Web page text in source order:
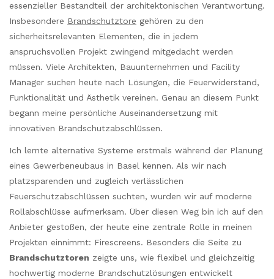
essenzieller Bestandteil der architektonischen Verantwortung.
Insbesondere Brandschutztore gehören zu den
sicherheitsrelevanten Elementen, die in jedem
anspruchsvollen Projekt zwingend mitgedacht werden
müssen. Viele Architekten, Bauunternehmen und Facility
Manager suchen heute nach Lösungen, die Feuerwiderstand,
Funktionalität und Ästhetik vereinen. Genau an diesem Punkt
begann meine persönliche Auseinandersetzung mit
innovativen Brandschutzabschlüssen.
Ich lernte alternative Systeme erstmals während der Planung
eines Gewerbeneubaus in Basel kennen. Als wir nach
platzsparenden und zugleich verlässlichen
Feuerschutzabschlüssen suchten, wurden wir auf moderne
Rollabschlüsse aufmerksam. Über diesen Weg bin ich auf den
Anbieter gestoßen, der heute eine zentrale Rolle in meinen
Projekten einnimmt: Firescreens. Besonders die Seite zu
Brandschutztoren zeigte uns, wie flexibel und gleichzeitig
hochwertig moderne Brandschutzlösungen entwickelt